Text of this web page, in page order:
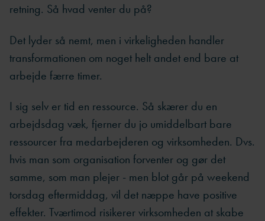
retning. Så hvad venter du på?
Det lyder så nemt, men i virkeligheden handler
transformationen om noget helt andet end bare at
arbejde færre timer.
I sig selv er tid en ressource. Så skærer du en
arbejdsdag væk, fjerner du jo umiddelbart bare
ressourcer fra medarbejderen og virksomheden. Dvs.
hvis man som organisation forventer og gør det
samme, som man plejer - men blot går på weekend
torsdag eftermiddag, vil det næppe have positive
effekter. Tværtimod risikerer virksomheden at skabe